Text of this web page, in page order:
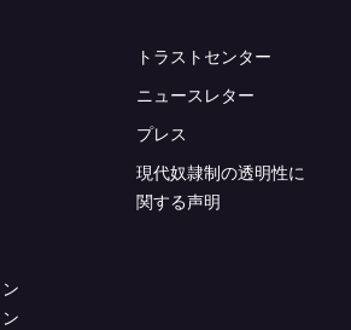
トラストセンター
ニュースレター
プレス
現代奴隷制の透明性に
関する声明